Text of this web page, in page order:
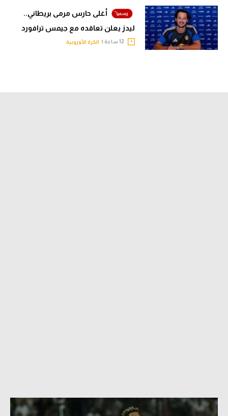
أغلى حارس مرمى بريطاني..
ليدز يعلن تعاقده مع جيمس ترافورد
الكرة الأوروبية